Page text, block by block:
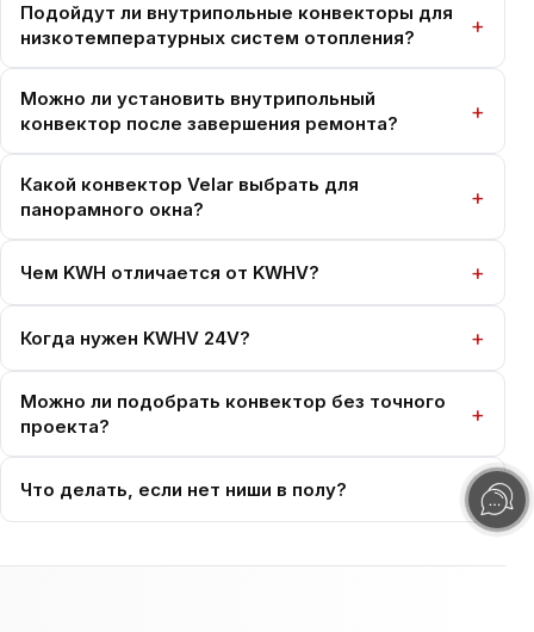
Подойдут ли внутрипольные конвекторы для
низкотемпературных систем отопления?
Можно ли установить внутрипольный
конвектор после завершения ремонта?
Какой конвектор Velar выбрать для
панорамного окна?
Чем KWH отличается от KWHV?
Когда нужен KWHV 24V?
Можно ли подобрать конвектор без точного
проекта?
Что делать, если нет ниши в полу?